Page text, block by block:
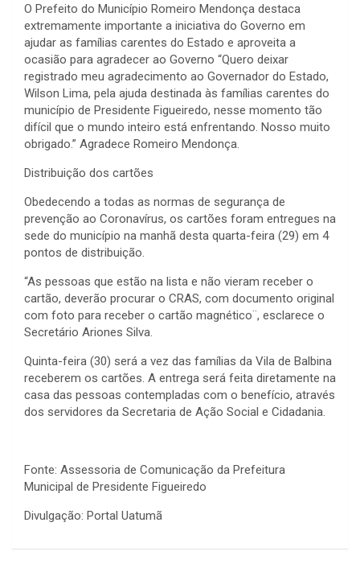
O Prefeito do Município Romeiro Mendonça destaca
extremamente importante a iniciativa do Governo em
ajudar as famílias carentes do Estado e aproveita a
ocasião para agradecer ao Governo “Quero deixar
registrado meu agradecimento ao Governador do Estado,
Wilson Lima, pela ajuda destinada às famílias carentes do
município de Presidente Figueiredo, nesse momento tão
difícil que o mundo inteiro está enfrentando. Nosso muito
obrigado.” Agradece Romeiro Mendonça.
Distribuição dos cartões
Obedecendo a todas as normas de segurança de
prevenção ao Coronavírus, os cartões foram entregues na
sede do município na manhã desta quarta-feira (29) em 4
pontos de distribuição.
“As pessoas que estão na lista e não vieram receber o
cartão, deverão procurar o CRAS, com documento original
com foto para receber o cartão magnético¨, esclarece o
Secretário Ariones Silva.
Quinta-feira (30) será a vez das famílias da Vila de Balbina
receberem os cartões. A entrega será feita diretamente na
casa das pessoas contempladas com o benefício, através
dos servidores da Secretaria de Ação Social e Cidadania.
Fonte: Assessoria de Comunicação da Prefeitura
Municipal de Presidente Figueiredo
Divulgação: Portal Uatumã